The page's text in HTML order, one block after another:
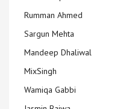
Rumman Ahmed
Sargun Mehta
Mandeep Dhaliwal
MixSingh
Wamiqa Gabbi